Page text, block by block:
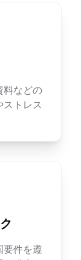
料などの
トレス
要件を遵